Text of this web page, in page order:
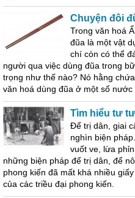
Chuyện đôi
Trong văn hoá
đũa là một vật
chí còn có thể
người qua việc dùng đũa trong
trọng như thế nào? Nó hằng
văn hoá dùng đũa ở một số
Tìm hiểu tư
Để trị dân, giai
nghìn biện
vuốt ve, lừa
những biện pháp để trị dân, để
phong kiến đã mất khá nhiều
của các triều đại phong kiến.